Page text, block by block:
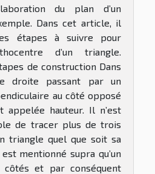
du plan d’un
Dans cet article, il
étapes à suivre pour
d’un triangle.
de construction Dans
droite passant par un
au côté opposé
appelée hauteur. Il n’est
de tracer plus de trois
triangle quel que soit sa
mentionné supra qu’un
et par conséquent